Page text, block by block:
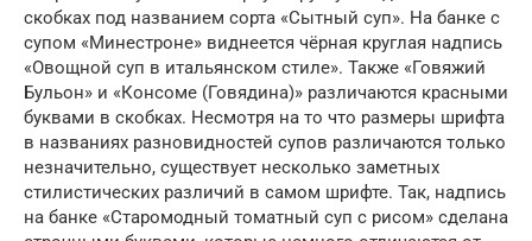
скобках под названием сорта «Сытный суп». На банке с
супом «Минестроне» виднеется чёрная круглая надпись
«Овощной суп в итальянском стиле». Также «Говяжий
Бульон» и «Консоме (Говядина)» различаются красными
буквами в скобках. Несмотря на то что размеры шрифта
в названиях разновидностей супов различаются только
незначительно, существует несколько заметных
стилистических различий в самом шрифте. Так, надпись
на банке «Старомодный томатный суп с рисом» сделана